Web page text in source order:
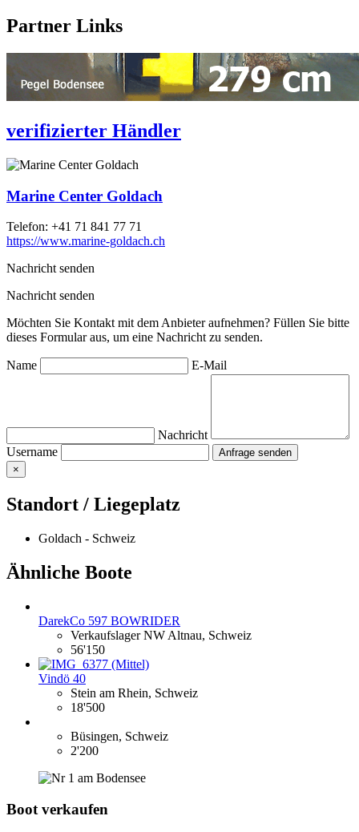
Partner Links
verifizierter Händler
Marine Center Goldach
Telefon: +41 71 841 77 71
https://www.marine-goldach.ch
Nachricht senden
Nachricht senden
Möchten Sie Kontakt mit dem Anbieter aufnehmen? Füllen Sie bitte
dieses Formular aus, um eine Nachricht zu senden.
Name E-Mail
Nachricht
Username
×
Standort / Liegeplatz
Goldach - Schweiz
Ähnliche Boote
DarekCo 597 BOWRIDER
Verkaufslager NW Altnau, Schweiz
56'150
Vindö 40
Stein am Rhein, Schweiz
18'500
Büsingen, Schweiz
2'200
Boot verkaufen